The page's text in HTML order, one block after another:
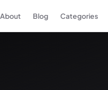
About Blog Categories